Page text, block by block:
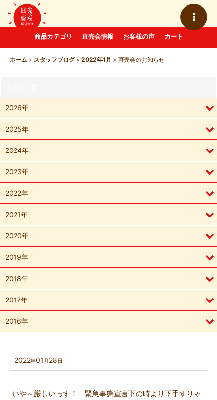
商品カテゴリ 直売会情報 お客様の声 カート
ホーム > スタッフブログ > 2022年1月 > 直売会のお知らせ
2022年01 月 28日
いや～厳しいっす！ 緊急事態宣言下の時より下手すりゃ
2026年
2025年
2024年
2023年
2022年
2021年
2020年
2019年
2018年
2017年
2016年